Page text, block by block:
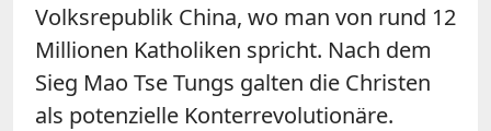
Volksrepublik China, wo man von rund 12
Millionen Katholiken spricht. Nach dem
Sieg Mao Tse Tungs galten die Christen
als potenzielle Konterrevolutionäre.